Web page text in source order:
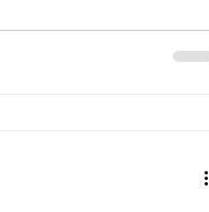
7月中旬〜10月末／平日